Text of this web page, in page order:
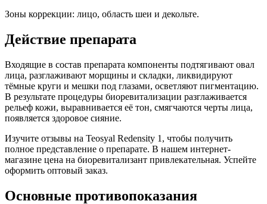
Зоны коррекции: лицо, область шеи и декольте.
Действие препарата
Входящие в состав препарата компоненты подтягивают овал
лица, разглаживают морщины и складки, ликвидируют
тёмные круги и мешки под глазами, осветляют пигментацию.
В результате процедуры биоревитализации разглаживается
рельеф кожи, выравнивается её тон, смягчаются черты лица,
появляется здоровое сияние.
Изучите отзывы на Teosyal Redensity 1, чтобы получить
полное представление о препарате. В нашем интернет-
магазине цена на биоревитализант привлекательная. Успейте
оформить оптовый заказ.
Основные противопоказания